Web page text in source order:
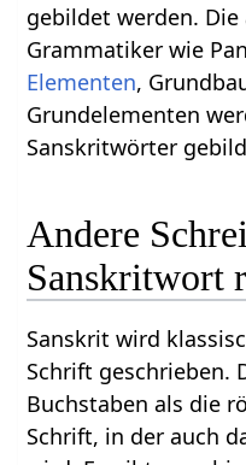
gebildet werden.
Grammatiker wie
Elementen,
Grundelementen
Sanskritwörter
Andere
Sanskritwort
Sanskrit wird
Schrift geschrieben.
Buchstaben als die
Schrift, in der auch